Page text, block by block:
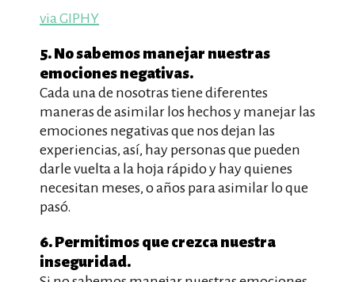
via GIPHY
5. No sabemos manejar nuestras
emociones negativas.
Cada una de nosotras tiene diferentes
maneras de asimilar los hechos y manejar las
emociones negativas que nos dejan las
experiencias, así, hay personas que pueden
darle vuelta a la hoja rápido y hay quienes
necesitan meses, o años para asimilar lo que
pasó.
6. Permitimos que crezca nuestra
inseguridad.